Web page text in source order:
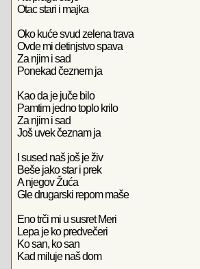
Otac stari i majka
Oko kuće svud zelena trava
Ovde mi detinjstvo spava
Za njim i sad
Ponekad čeznem ja
Kao da je juče bilo
Pamtim jedno toplo krilo
Za njim i sad
Još uvek čeznam ja
I sused naš još je živ
Beše jako star i prek
A njegov Žuća
Gle drugarski repom maše
Eno trči mi u susret Meri
Lepa je ko predvečeri
Ko san, ko san
Kad miluje naš dom